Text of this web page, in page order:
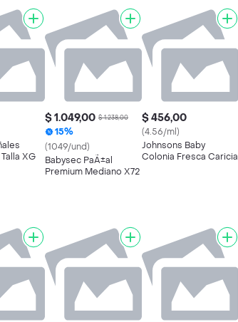
XG
$ 1.049,00 $ 1.238,00
15%
(1049/und)
Babysec PaÃ±al
Premium Mediano X72
$ 456,00
(4.56/ml)
Johnsons Baby
Colonia Fresca Caricia